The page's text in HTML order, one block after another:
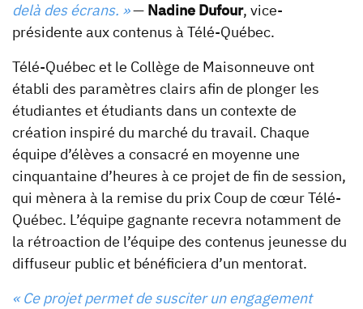
delà des écrans. »— Nadine Dufour, vice-
présidente aux contenus à Télé-Québec.
Télé-Québec et le Collège de Maisonneuve ont
établi des paramètres clairs afin de plonger les
étudiantes et étudiants dans un contexte de
création inspiré du marché du travail. Chaque
équipe d’élèves a consacré en moyenne une
cinquantaine d’heures à ce projet de fin de session,
qui mènera à la remise du prix Coup de cœur Télé-
Québec. L’équipe gagnante recevra notamment de
la rétroaction de l’équipe des contenus jeunesse du
diffuseur public et bénéficiera d’un mentorat.
« Ce projet permet de susciter un engagement